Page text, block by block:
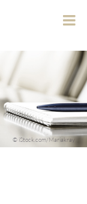
© iStock.com/Mariakray